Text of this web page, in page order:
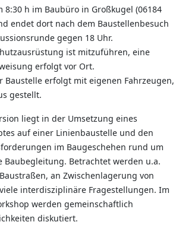
8:30 h im Baubüro in Großkugel (06184
endet dort nach dem Baustellenbesuch
gegen 18 Uhr.
ist mitzuführen, eine
erfolgt vor Ort.
Baustelle erfolgt mit eigenen Fahrzeugen,
gestellt.
liegt in der Umsetzung eines
auf einer Linienbaustelle und den
im Baugeschehen rund um
Baubegleitung. Betrachtet werden u.a.
an Zwischenlagerung von
interdisziplinäre Fragestellungen. Im
werden gemeinschaftlich
diskutiert.